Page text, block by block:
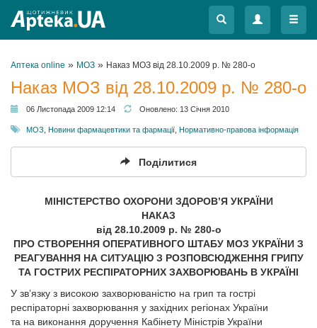
Меню
Меню
Аптека online » МОЗ » Наказ МОЗ від 28.10.2009 р. № 280-о
Наказ МОЗ від 28.10.2009 р. № 280-о
06 Листопада 2009 12:14 Оновлено: 13 Січня 2010
МОЗ Новини фармацевтики та фармації Нормативно-правова інформація
Поділитися
МІНІСТЕРСТВО ОХОРОНИ ЗДОРОВ’Я УКРАЇНИ
НАКАЗ
від 28.10.2009 р. № 280-о
ПРО СТВОРЕННЯ ОПЕРАТИВНОГО ШТАБУ МОЗ УКРАЇНИ З
РЕАГУВАННЯ НА СИТУАЦІЮ З РОЗПОВСЮДЖЕННЯ ГРИПУ
ТА ГОСТРИХ РЕСПІРАТОРНИХ ЗАХВОРЮВАНЬ В УКРАЇНІ
У зв’язку з високою захворюваністю на грип та гострі
респіраторні захворювання у західних регіонах України
та на виконання доручення Кабінету Міністрів України